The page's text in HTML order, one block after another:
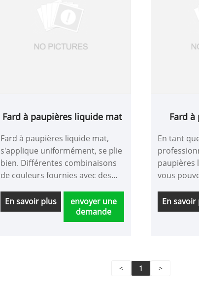
Fard à paupières liquide mat
Fard à paupières liquide mat,
s'applique uniformément, se plie
bien. Différentes combinaisons
de couleurs fournies avec des
scintillantes rendent vos yeux
plus beaux. Un favori pour les
professionnels, le maquillage de
En savoir plus
envoyer une
demande
Fard
En tant
paupières
vous
liquide
usine et
meilleur
En savoir
< 1 >